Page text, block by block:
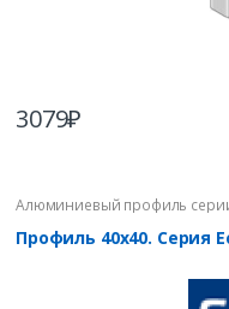
3079₽
Алюминиевый профиль серии
Профиль 40х40. Серия